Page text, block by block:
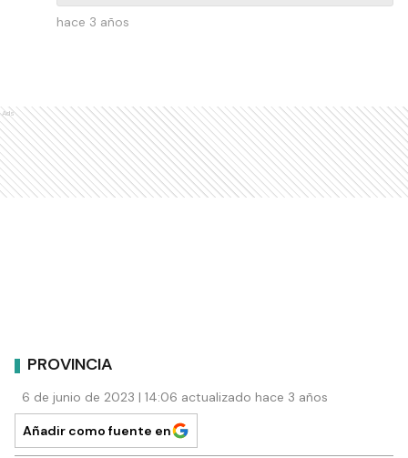
hace 3 años
Ads
PROVINCIA
6 de junio de 2023 | 14:06 actualizado hace 3 años
Añadir como fuente en